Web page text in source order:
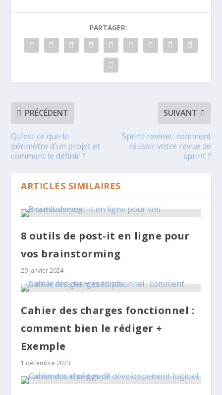
PARTAGER:
PRÉCÉDENT
Qu’est ce que le
périmètre d’un projet et
comment le définir ?
SUIVANT
Sprint review : comment
réussir votre revue de
sprint ?
ARTICLES SIMILAIRES
8 outils de post-it en ligne pour
vos brainstorming
29 janvier 2024
Cahier des charges fonctionnel :
comment bien le rédiger +
Exemple
1 décembre 2023